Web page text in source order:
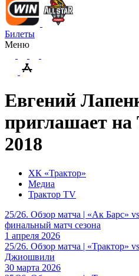
Билеты
Меню
Евгений
приглашает
2018
ХК «Трактор»
Медиа
Трактор TV
25/26. Обзор матча | «Ак Барс»
финальный матч сезона
1 апреля 2026
25/26. Обзор матча | «Трактор»
Джиошвили
30 марта 2026